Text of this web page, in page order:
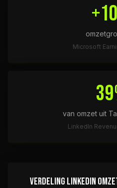
Microsoft
van omzet uit
LinkedIn
VERDELING LINKEDIN